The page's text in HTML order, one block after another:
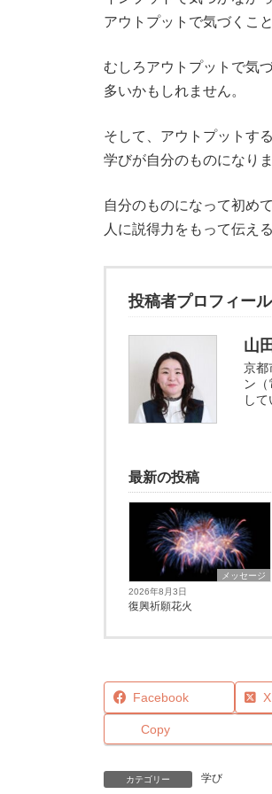
アウトプットで気づくこ
むしろアウトプットで気
多いかもしれません。
そして、アウトプットす
学びが自分のものになりま
自分のものになって初めて
人に説得力をもって伝え
投稿者プロフィール
山
京都
ン
し
最新の投稿
メッセージ
2026年8月3日
復興祈願花火
Facebook X
Copy
カテゴリー 学び